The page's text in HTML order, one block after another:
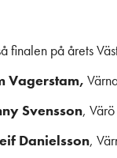
finalen på årets
Vagerstam,
Svensson, Värö
Danielsson,